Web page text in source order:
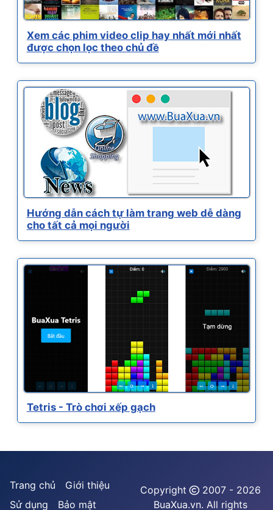
Xem các phim video clip hay nhất mới nhất
được chọn lọc theo chủ đề
Hướng dẫn cách tự làm trang web dễ dàng
cho tất cả mọi người
Tetris - Trò chơi xếp gạch
Trang chủ
Giới thiệu
Sử dụng
Bảo mật
Copyright
2007 - 2026
BuaXua.vn. All rights